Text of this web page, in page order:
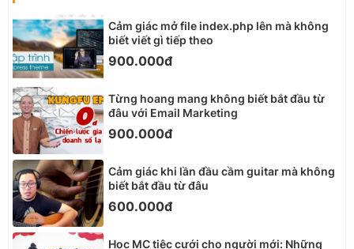
Cảm giác mở file index.php lên mà không
biết viết gì tiếp theo
900.000đ
Từng hoang mang không biết bắt đầu từ
đâu với Email Marketing
900.000đ
Cảm giác khi lần đầu cầm guitar mà không
biết bắt đầu từ đâu
600.000đ
Học MC tiệc cưới cho người mới: Những